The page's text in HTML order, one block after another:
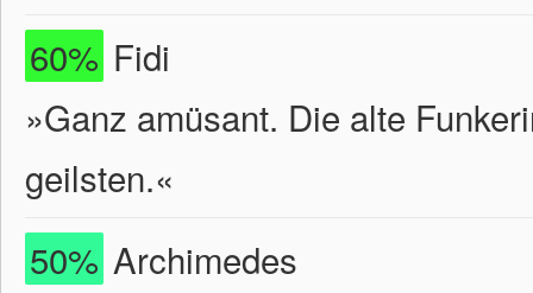
60% Fidi
»Ganz amüsant. Die alte
geilsten.«
50% Archimedes